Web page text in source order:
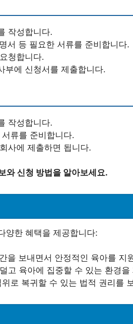
작성합니다.
서 등 필요한 서류를 준비합니다.
청합니다.
부에 신청서를 제출합니다.
작성합니다.
류를 준비합니다.
사에 제출하면 됩니다.
와 신청 방법을 알아보세요.
양한 혜택을 제공합니다:
을 보내면서 안정적인 육아를 지
고 육아에 집중할 수 있는 환경을
로 복귀할 수 있는 법적 권리를